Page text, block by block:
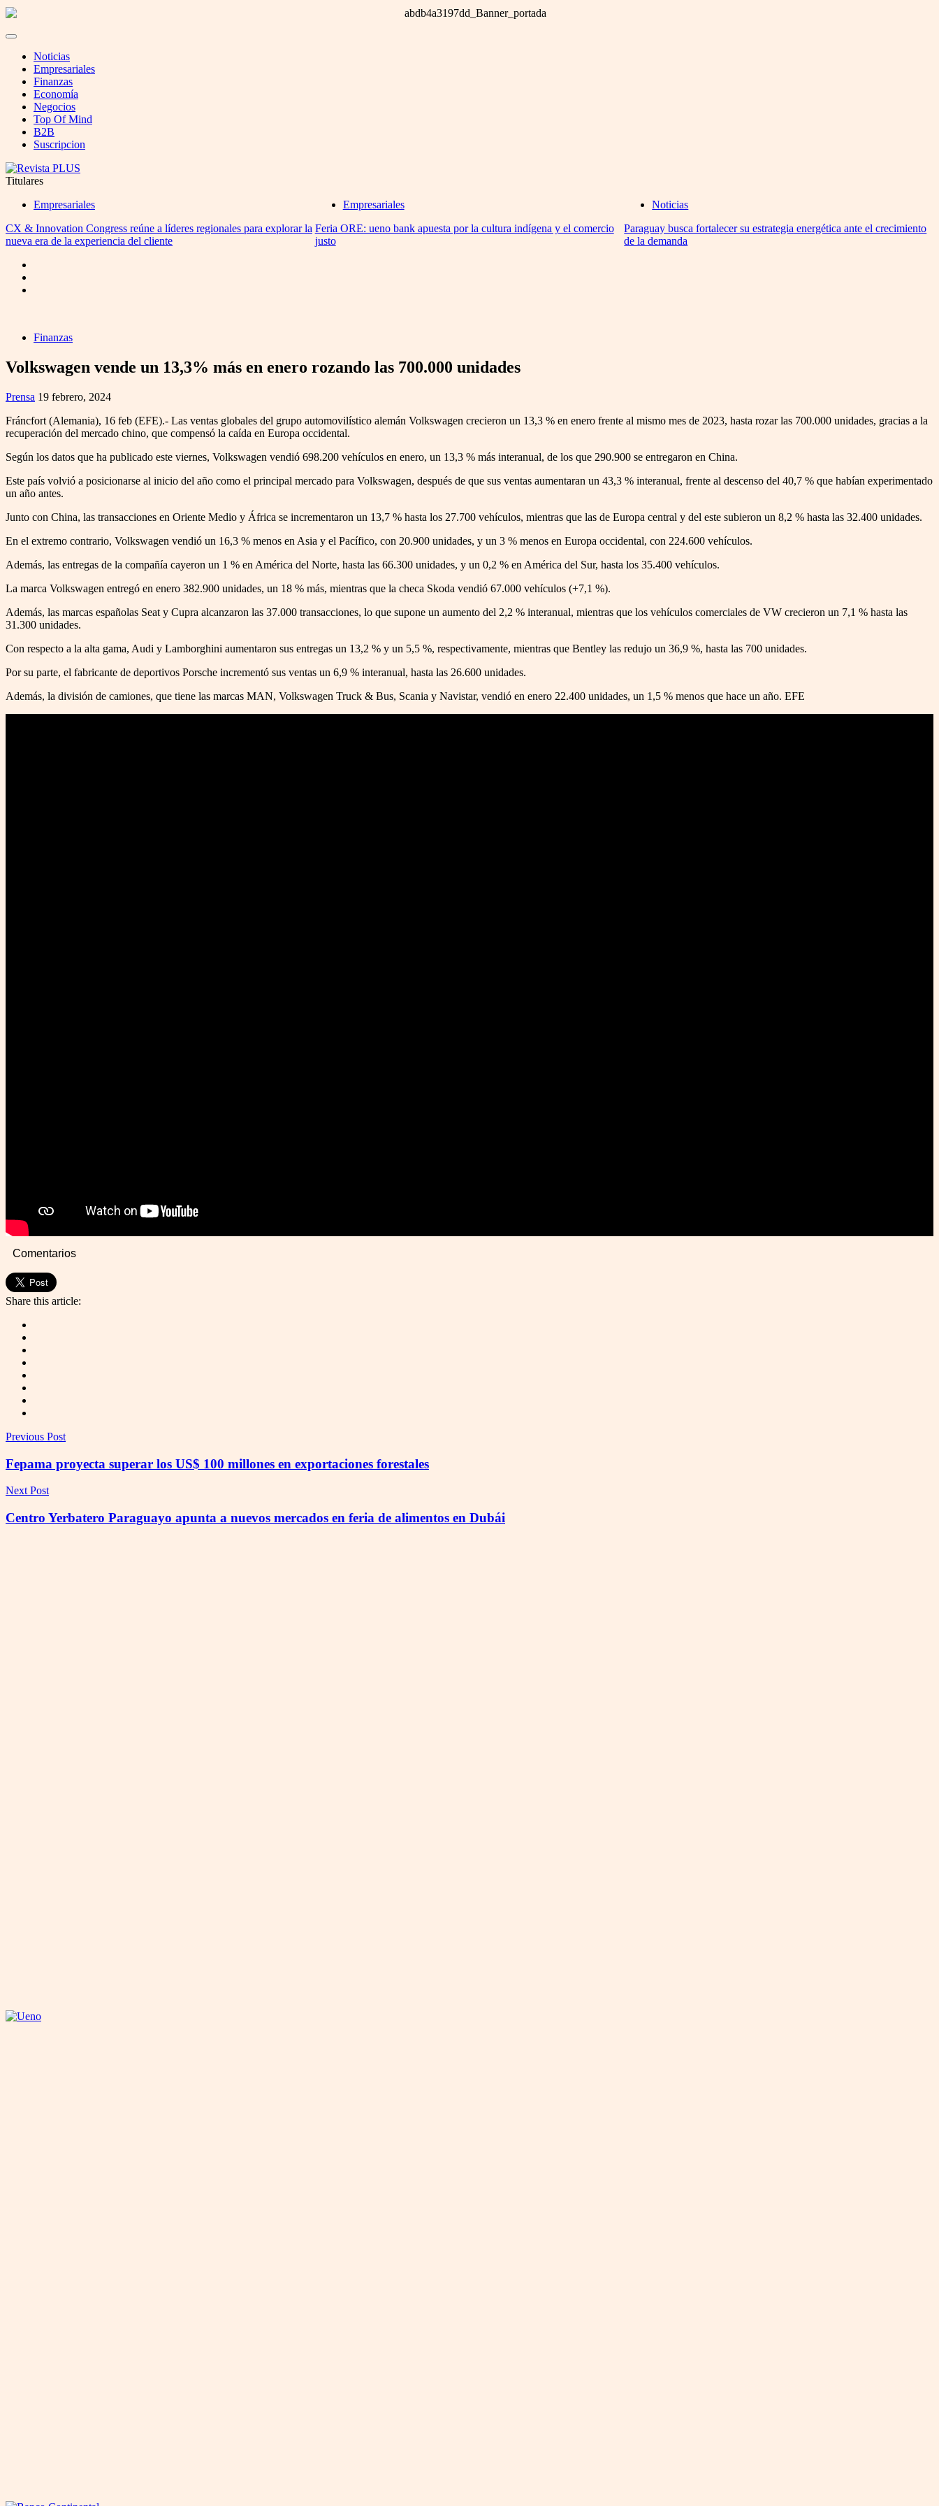
Noticias
Empresariales
Finanzas
Economía
Negocios
Top Of Mind
B2B
Suscripcion
Titulares
Empresariales
CX & Innovation Congress reúne a líderes regionales para explorar la
nueva era de la experiencia del cliente
Empresariales
Feria ORE: ueno bank apuesta por la cultura indígena y el comercio
justo
Noticias
Paraguay busca fortalecer su estrategia energética ante el crecimiento
de la demanda
Finanzas
Volkswagen vende un 13,3% más en enero rozando las 700.000 unidades
Prensa 19 febrero, 2024
Fráncfort (Alemania), 16 feb (EFE).- Las ventas globales del grupo automovilístico alemán Volkswagen crecieron un 13,3 % en enero frente al mismo mes de 2023, hasta rozar las 700.000 unidades, gracias a la
recuperación del mercado chino, que compensó la caída en Europa occidental.
Según los datos que ha publicado este viernes, Volkswagen vendió 698.200 vehículos en enero, un 13,3 % más interanual, de los que 290.900 se entregaron en China.
Este país volvió a posicionarse al inicio del año como el principal mercado para Volkswagen, después de que sus ventas aumentaran un 43,3 % interanual, frente al descenso del 40,7 % que habían experimentado
un año antes.
Junto con China, las transacciones en Oriente Medio y África se incrementaron un 13,7 % hasta los 27.700 vehículos, mientras que las de Europa central y del este subieron un 8,2 % hasta las 32.400 unidades.
En el extremo contrario, Volkswagen vendió un 16,3 % menos en Asia y el Pacífico, con 20.900 unidades, y un 3 % menos en Europa occidental, con 224.600 vehículos.
Además, las entregas de la compañía cayeron un 1 % en América del Norte, hasta las 66.300 unidades, y un 0,2 % en América del Sur, hasta los 35.400 vehículos.
La marca Volkswagen entregó en enero 382.900 unidades, un 18 % más, mientras que la checa Skoda vendió 67.000 vehículos (+7,1 %).
Además, las marcas españolas Seat y Cupra alcanzaron las 37.000 transacciones, lo que supone un aumento del 2,2 % interanual, mientras que los vehículos comerciales de VW crecieron un 7,1 % hasta las
31.300 unidades.
Con respecto a la alta gama, Audi y Lamborghini aumentaron sus entregas un 13,2 % y un 5,5 %, respectivamente, mientras que Bentley las redujo un 36,9 %, hasta las 700 unidades.
Por su parte, el fabricante de deportivos Porsche incrementó sus ventas un 6,9 % interanual, hasta las 26.600 unidades.
Además, la división de camiones, que tiene las marcas MAN, Volkswagen Truck & Bus, Scania y Navistar, vendió en enero 22.400 unidades, un 1,5 % menos que hace un año. EFE
Comentarios
Share this article:
Previous Post
Fepama proyecta superar los US$ 100 millones en exportaciones forestales
Next Post
Centro Yerbatero Paraguayo apunta a nuevos mercados en feria de alimentos en Dubái